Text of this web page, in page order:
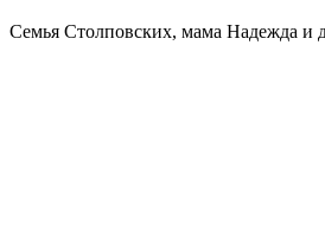
Семья Столповских, мама Надежда и